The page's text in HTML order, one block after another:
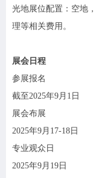
光地展位配置：空地
理等相关费用。
展会日程
参展报名
截至2025年9月1日
展会布展
2025年9月17-18日
专业观众日
2025年9月19日